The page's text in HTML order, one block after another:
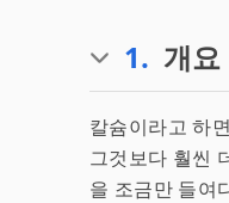
1. 개요
칼슘이라고 하
그것보다 훨씬
을 조금만 들여